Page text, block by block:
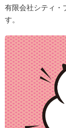
有限会社シティ・
す。